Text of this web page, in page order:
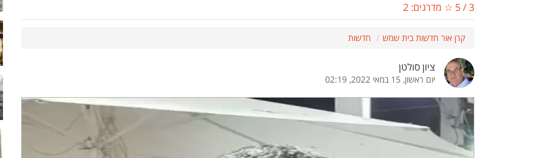
3
/
5 ☆ מדרגים: 2
קרן אור חדשות בית שמש חדשות
ציון סולטן
יום ראשון, 15 במאי 2022, 02:19
הדגשת קישורים הדגשת כותרות
כיבוי הבהובים התאמת קריאה